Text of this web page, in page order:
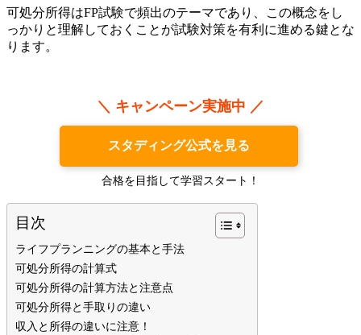
可処分所得はFP試験で頻出のテーマであり、この概念をし
っかりと理解しておくことが試験対策を有利に進める鍵とな
ります。
＼ キャンペーン実施中 ／
スタディング公式を見る
合格を目指して学習スタート！
目次
ライフプランニングの基本と手法
可処分所得の計算式
可処分所得の計算方法と注意点
可処分所得と手取りの違い
収入と所得の違いに注意！